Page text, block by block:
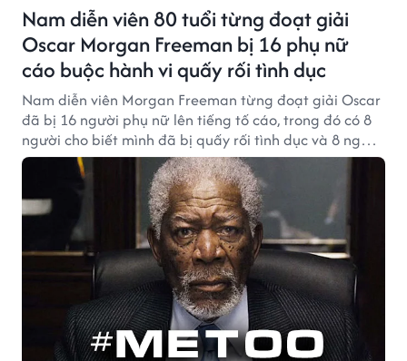
Nam diễn viên 80 tuổi từng đoạt giải
Oscar Morgan Freeman bị 16 phụ nữ
cáo buộc hành vi quấy rối tình dục
Nam diễn viên Morgan Freeman từng đoạt giải Oscar
đã bị 16 người phụ nữ lên tiếng tố cáo, trong đó có 8
người cho biết mình đã bị quấy rối tình dục và 8 người
chứng kiến những hành vi không đứng đắn của ông.